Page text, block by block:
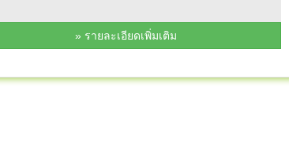
» รายละเอียดเพิ่มเติม